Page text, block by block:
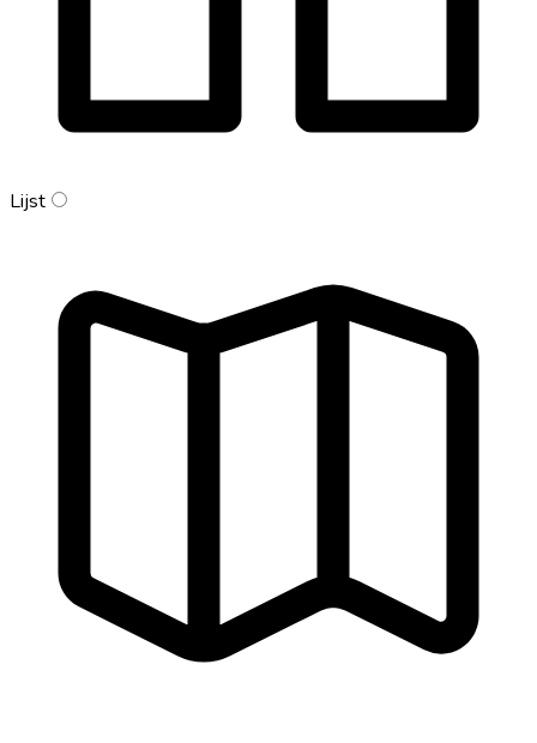
Lijst